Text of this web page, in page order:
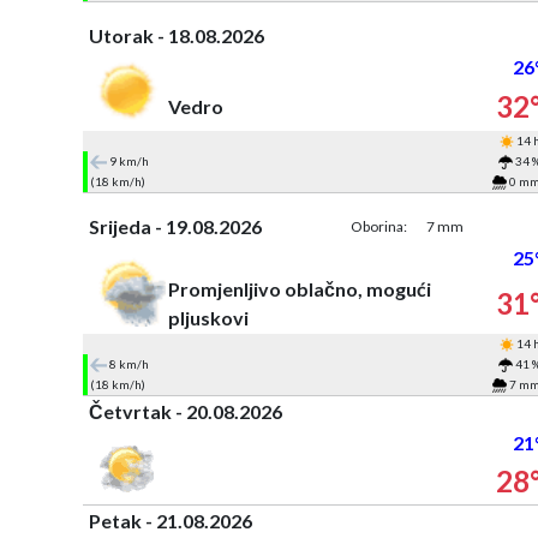
Utorak - 18.08.2026
Vedro
14 h
9 km/h
34
(18 km/h)
0 mm
Srijeda - 19.08.2026 Oborina: 7 mm
Promjenljivo oblačno, mogući
pljuskovi
14 h
8 km/h
41
(18 km/h)
7 mm
Četvrtak - 20.08.2026
Petak - 21.08.2026